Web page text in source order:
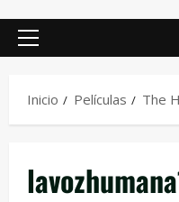
Inicio Películas The